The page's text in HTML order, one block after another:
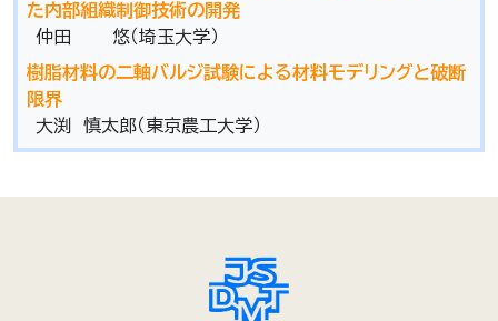
た内部組織制御技術の開発
仲田 悠（埼玉大学）
樹脂材料の二軸バルジ試験による材料モデリングと破断
限界
大渕 慎太郎（東京農工大学）